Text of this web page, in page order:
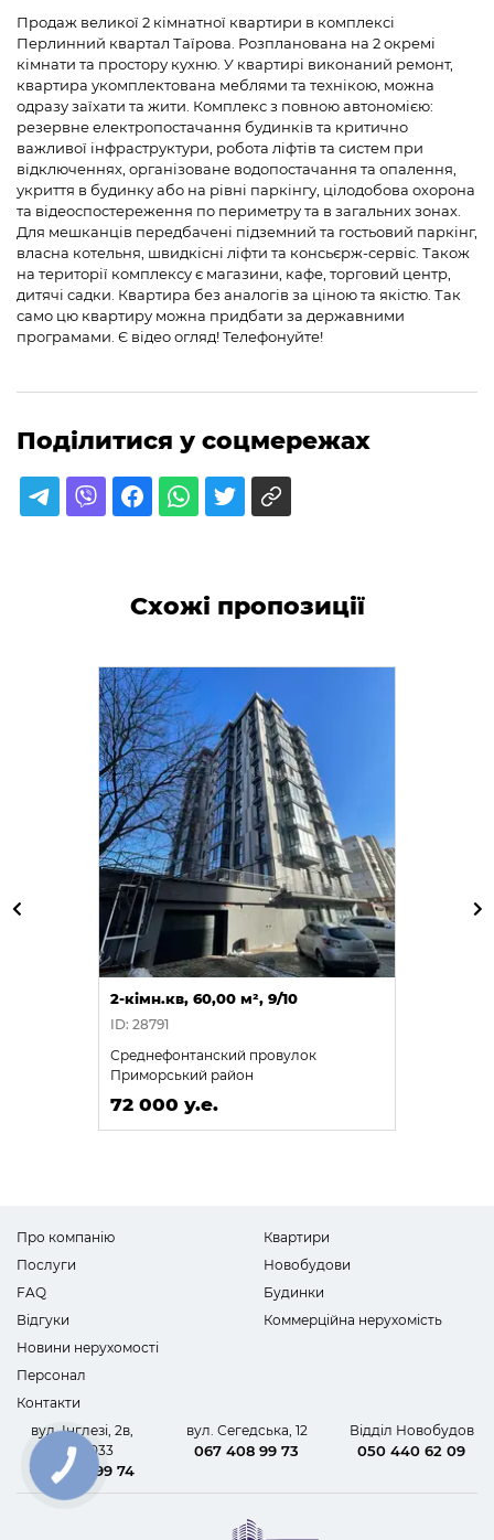
Продаж великої 2 кімнатної квартири в комплексі
Перлинний квартал Таїрова. Розпланована на 2 окремі
кімнати та простору кухню. У квартирі виконаний ремонт,
квартира укомплектована меблями та технікою, можна
одразу заїхати та жити. Комплекс з повною автономією:
резервне електропостачання будинків та критично
важливої інфраструктури, робота ліфтів та систем при
відключеннях, організоване водопостачання та опалення,
укриття в будинку або на рівні паркінгу, цілодобова охорона
та відеоспостереження по периметру та в загальних зонах.
Для мешканців передбачені підземний та гостьовий паркінг,
власна котельня, швидкісні ліфти та консьєрж-сервіс. Також
на території комплексу є магазини, кафе, торговий центр,
дитячі садки. Квартира без аналогів за ціною та якістю. Так
само цю квартиру можна придбати за державними
програмами. Є відео огляд! Телефонуйте!
Поділитися у соцмережах
Схожі пропозиції
2-кімн.кв, 60,00 м², 9/10
ID: 28791
Среднефонтанский провулок
Приморський район
72 000 у.е.
Про компанію
Послуги
FAQ
Відгуки
Новини нерухомості
Персонал
Контакти
Квартири
Новобудови
Будинки
Коммерційна нерухомість
вул. Інглезі, 2в,
офіс 1033
067 408 99 74
вул. Сегедська, 12
067 408 99 73
Відділ Новобудов
050 440 62 09
КНОПКА
ЗВ'ЯЗКУ